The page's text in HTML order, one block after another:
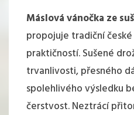
Máslová vánočka ze
propojuje tradiční
praktičností. Sušené
trvanlivosti, přesného
spolehlivého výsledku
čerstvost. Neztrácí